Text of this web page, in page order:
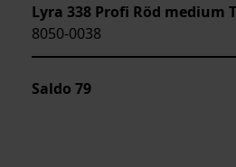
Lyra 338 Profi Röd medium
8050-0038
Saldo 79